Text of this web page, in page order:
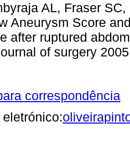
AL, Fraser
Aneurysm Score
after ruptured
of surgery
correspondência